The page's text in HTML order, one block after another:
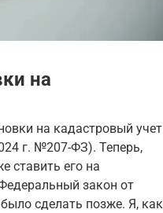
на
на кадастровый учет
г. №207-ФЗ). Теперь,
ставить его на
закон от
сделать позже. Я, как